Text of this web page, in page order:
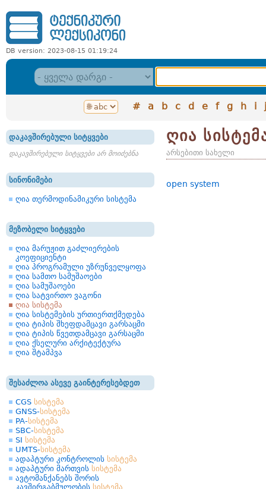
DB version: 2023-08-15 01:19:24
# a b c d e f g h i j
დაკავშირებული სიტყვები
დაკავშირებული სიტყვები არ მოიძებნა
სინონიმები
ღია თერმოდინამიკური სისტემა
მეზობელი სიტყვები
ღია მარუჟით გაძლიერების
კოეფიციენტი
ღია პროგრამული უზრუნველყოფა
ღია სამთო სამუშაოები
ღია სამუშაოები
ღია სატვირთო ვაგონი
ღია სისტემა
ღია სისტემების ურთიერთქმედება
ღია ტიპის შხეფდამცავი გარსაცმი
ღია ტიპის წვეთდამცავი გარსაცმი
ღია ქსელური არქიტექტურა
ღია შტამპვა
შესაძლოა ასევე გაინტერესებდეთ
CGS სისტემა
GNSS-სისტემა
PA-სისტემა
SBC-სისტემა
SI სისტემა
UMTS-სისტემა
ადაპტური კონტროლის სისტემა
ადაპტური მართვის სისტემა
ავტომანქანებს შორის
კავშირგაბმულობის სისტემა
ღია
არსებითი სახელი
open system